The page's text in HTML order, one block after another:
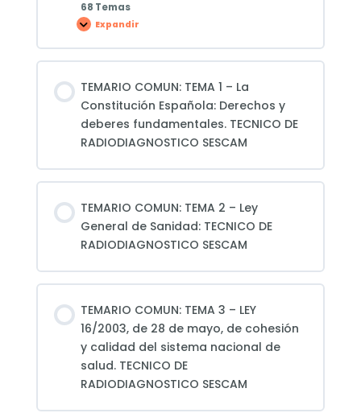
68 Temas
Expandir
CLASES
–
TÉCNICO/A
SANITARIO
DE
RADIODIAGNOSTICO
SESCAM
TEMARIO COMUN: TEMA 1 – La
Constitución Española: Derechos y
deberes fundamentales. TECNICO DE
RADIODIAGNOSTICO SESCAM
TEMARIO COMUN: TEMA 2 – Ley
General de Sanidad: TECNICO DE
RADIODIAGNOSTICO SESCAM
TEMARIO COMUN: TEMA 3 – LEY
16/2003, de 28 de mayo, de cohesión
y calidad del sistema nacional de
salud. TECNICO DE
RADIODIAGNOSTICO SESCAM